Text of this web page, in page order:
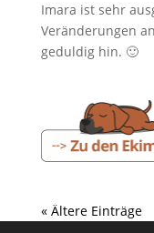
Imara ist sehr
Veränderungen
geduldig hin. 🙂
« Ältere Einträge